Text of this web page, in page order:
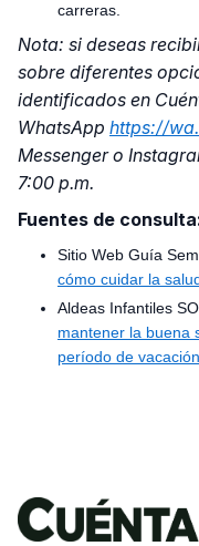
carreras.
Nota: si deseas
sobre diferentes
identificados en
WhatsApp https://
Messenger o
7:00 p.m.
Fuentes de
Sitio Web Guía
cómo cuidar la
Aldeas Infantiles
mantener la buena
período de